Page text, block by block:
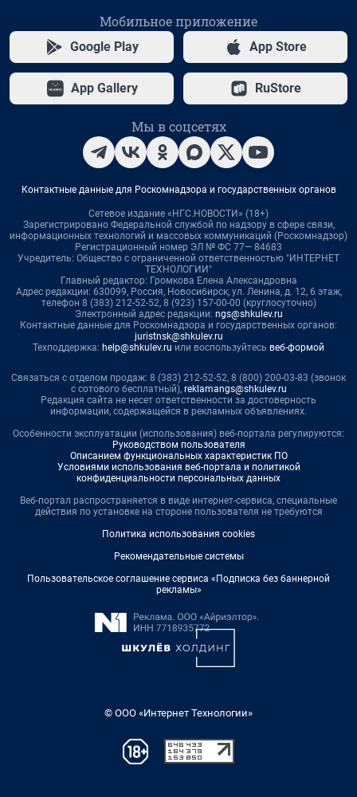
Мобильное приложение
Google Play App Store
App Gallery RuStore
Мы в соцсетях
Контактные данные для Роскомнадзора и государственных органов
Сетевое издание «НГС.НОВОСТИ» (18+)
Зарегистрировано Федеральной службой по надзору в сфере связи,
информационных технологий и массовых коммуникаций (Роскомнадзор)
Регистрационный номер ЭЛ № ФС 77— 84683
Учредитель: Общество с ограниченной ответственностью "ИНТЕРНЕТ
ТЕХНОЛОГИИ"
Главный редактор: Громкова Елена Александровна
Адрес редакции: 630099, Россия, Новосибирск, ул. Ленина, д. 12, 6 этаж,
телефон 8 (383) 212-52-52, 8 (923) 157-00-00 (круглосуточно)
Электронный адрес редакции: ngs@shkulev.ru
Контактные данные для Роскомнадзора и государственных органов:
juristnsk@shkulev.ru
Техподдержка: help@shkulev.ru или воспользуйтесь веб-формой
Связаться с отделом продаж: 8 (383) 212-52-52, 8 (800) 200-03-83 (звонок
с сотового бесплатный), reklamangs@shkulev.ru
Редакция сайта не несет ответственности за достоверность
информации, содержащейся в рекламных объявлениях.
Особенности эксплуатации (использования) веб-портала регулируются:
Руководством пользователя
Описанием функциональных характеристик ПО
Условиями использования веб-портала и политикой
конфиденциальности персональных данных
Веб-портал распространяется в виде интернет-сервиса, специальные
действия по установке на стороне пользователя не требуются
Политика использования cookies
Рекомендательные системы
Пользовательское соглашение сервиса «Подписка без баннерной
рекламы»
© ООО «Интернет Технологии»